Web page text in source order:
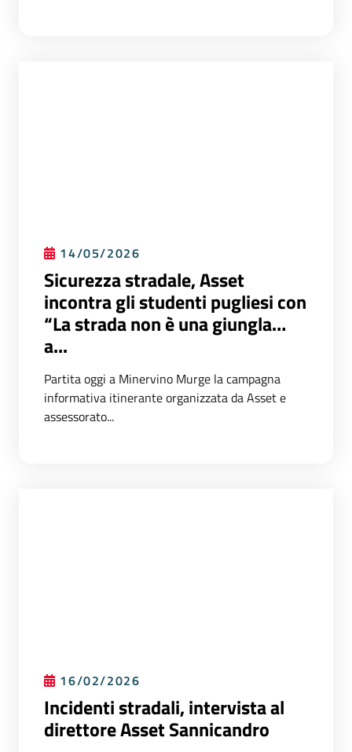
14/05/2026
Sicurezza stradale, Asset
incontra gli studenti pugliesi con
“La strada non è una giungla…
a...
Partita oggi a Minervino Murge la campagna
informativa itinerante organizzata da Asset e
assessorato...
16/02/2026
Incidenti stradali, intervista al
direttore Asset Sannicandro